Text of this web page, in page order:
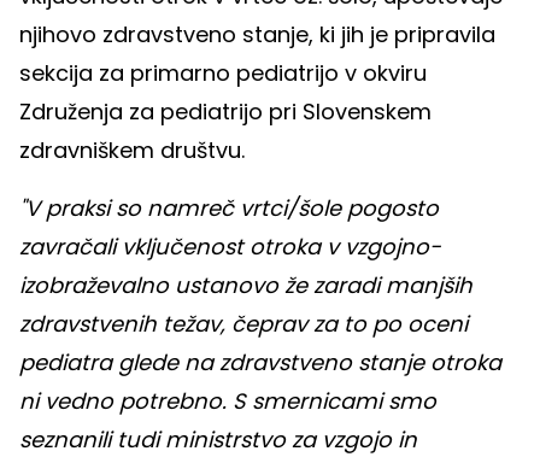
njihovo zdravstveno stanje, ki jih je pripravila
sekcija za primarno pediatrijo v okviru
Združenja za pediatrijo pri Slovenskem
zdravniškem društvu.
"V praksi so namreč vrtci/šole pogosto
zavračali vključenost otroka v vzgojno-
izobraževalno ustanovo že zaradi manjših
zdravstvenih težav, čeprav za to po oceni
pediatra glede na zdravstveno stanje otroka
ni vedno potrebno. S smernicami smo
seznanili tudi ministrstvo za vzgojo in